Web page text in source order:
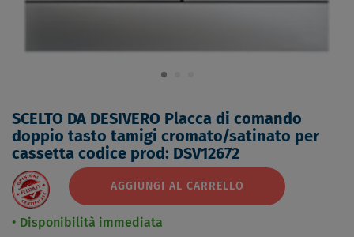
AGGIUNGI AL CARRELLO
SCELTO DA DESIVERO Placca di comando
doppio tasto tamigi cromato/satinato per
cassetta codice prod: DSV12672
Disponibilità immediata